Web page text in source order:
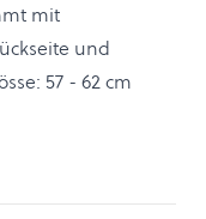
mit
und
57 - 62 cm